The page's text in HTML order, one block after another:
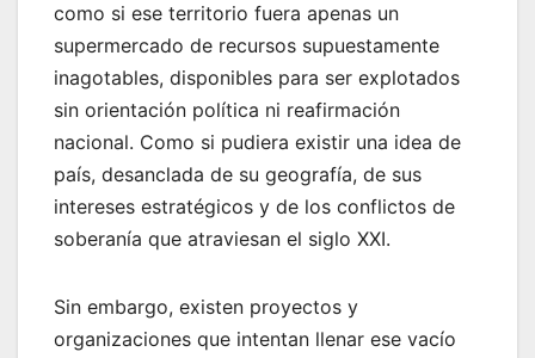
como si ese territorio fuera apenas un
supermercado de recursos supuestamente
inagotables, disponibles para ser explotados
sin orientación política ni reafirmación
nacional. Como si pudiera existir una idea de
país, desanclada de su geografía, de sus
intereses estratégicos y de los conflictos de
soberanía que atraviesan el siglo XXI.
Sin embargo, existen proyectos y
organizaciones que intentan llenar ese vacío